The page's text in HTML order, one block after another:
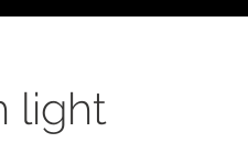
light